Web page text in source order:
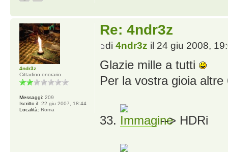
Re: 4ndr3z
di 4ndr3z il 24 giu 2008,
Glazie mille a tutti
Per la vostra gioia altre
33. --> HDRi
4ndr3z
Cittadino onorario
Messaggi: 209
Iscritto il: 22 giu 2007, 18:44
Località: Roma